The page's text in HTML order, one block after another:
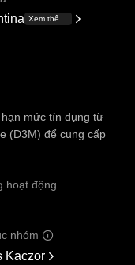
Xem thêm +7
mức tín dụng từ
(D3M) để cung cấp
hoạt động
nhóm
Kaczor